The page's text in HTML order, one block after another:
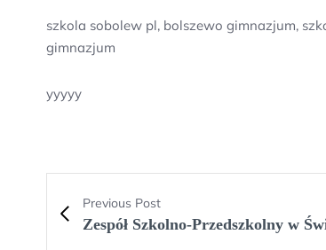
szkola sobolew pl, bolszewo gimnazjum,
gimnazjum
yyyyy
Previous Post
Zespół Szkolno-Przedszkolny w